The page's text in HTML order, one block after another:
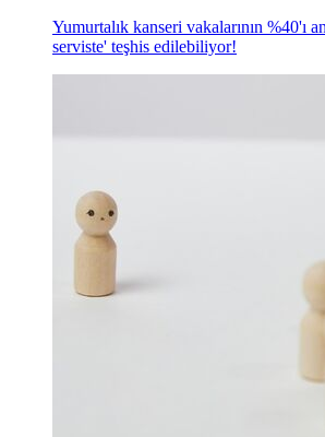
Yumurtalık kanseri vakalarının %40'ı
serviste' teşhis edilebiliyor!